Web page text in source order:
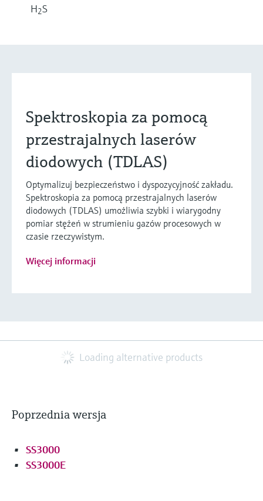
H2S
Spektroskopia za pomocą
przestrajalnych laserów
diodowych (TDLAS)
Optymalizuj bezpieczeństwo i dyspozycyjność zakładu.
Spektroskopia za pomocą przestrajalnych laserów
diodowych (TDLAS) umożliwia szybki i wiarygodny
pomiar stężeń w strumieniu gazów procesowych w
czasie rzeczywistym.
Więcej informacji
Loading alternative products
Poprzednia wersja
SS3000
SS3000E